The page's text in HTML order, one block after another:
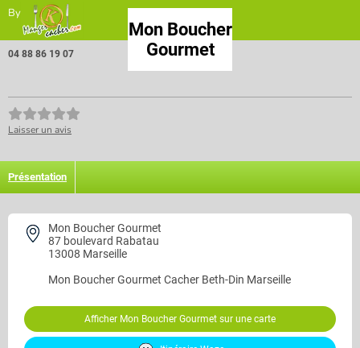
By
Mon Boucher
Gourmet
04 88 86 19 07
Laisser un avis
Présentation
Mon Boucher Gourmet
87 boulevard Rabatau
13008 Marseille
Mon Boucher Gourmet Cacher Beth-Din Marseille
Afficher Mon Boucher Gourmet sur une carte